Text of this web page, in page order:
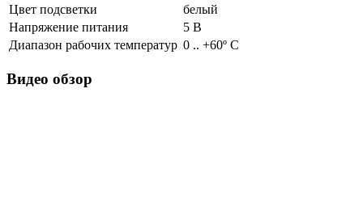
Цвет подсветки
белый
Напряжение питания
5 В
Диапазон рабочих температур 0 .. +60º C
Видео обзор